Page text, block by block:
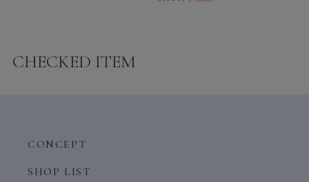
CHECKED ITEM
CONCEPT
SHOP LIST